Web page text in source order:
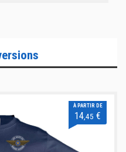
À PARTIR DE
14,45 €